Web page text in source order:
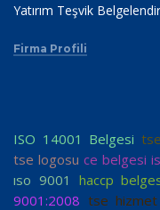
Yatırım Teşvik
Firma Profili
ISO 14001 Belgesi
tse logosu ce belgesi
ıso 9001
haccp
9001:2008 tse hizmet